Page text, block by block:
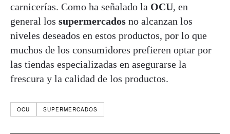
carnicerías. Como ha señalado la OCU, en
general los supermercados no alcanzan los
niveles deseados en estos productos, por lo que
muchos de los consumidores prefieren optar por
las tiendas especializadas en asegurarse la
frescura y la calidad de los productos.
OCU SUPERMERCADOS